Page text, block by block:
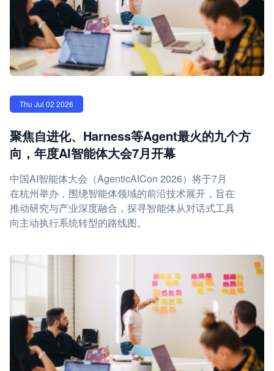
Thu Jul 02 2026
聚焦自进化、Harness等Agent最火的九个方
向，年度AI智能体大会7月开幕
中国AI智能体大会（AgenticAICon 2026）将于7月
在杭州举办，围绕智能体领域的前沿技术展开，旨在
推动研究与产业深度融合，探寻智能体从对话式工具
向主动执行系统转型的路线图。